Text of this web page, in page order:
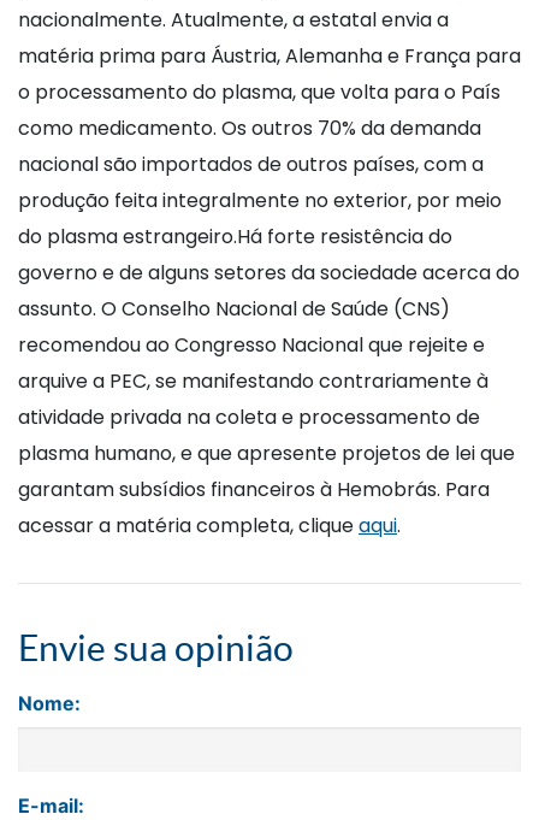
nacionalmente. Atualmente, a estatal envia a
matéria prima para Áustria, Alemanha e França para
o processamento do plasma, que volta para o País
como medicamento. Os outros 70% da demanda
nacional são importados de outros países, com a
produção feita integralmente no exterior, por meio
do plasma estrangeiro.Há forte resistência do
governo e de alguns setores da sociedade acerca do
assunto. O Conselho Nacional de Saúde (CNS)
recomendou ao Congresso Nacional que rejeite e
arquive a PEC, se manifestando contrariamente à
atividade privada na coleta e processamento de
plasma humano, e que apresente projetos de lei que
garantam subsídios financeiros à Hemobrás. Para
acessar a matéria completa, cliqueaqui.
Envie sua opinião
Nome:
E-mail: